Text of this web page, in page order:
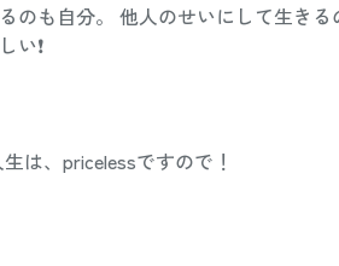
のも自分。 他人のせいにして生き
い❗️
は、pricelessですので！